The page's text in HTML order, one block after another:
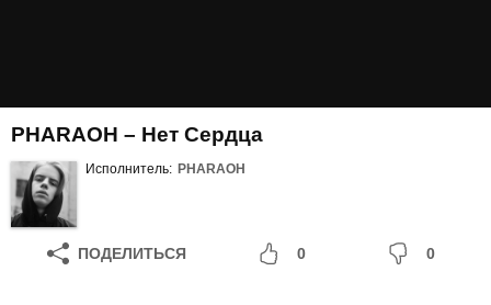
PHARAOH – Нет Сердца
Исполнитель: PHARAOH
ПОДЕЛИТЬСЯ 0 0